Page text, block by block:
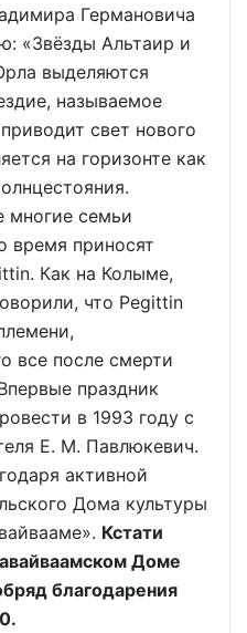
Германовича
«Звёзды Альтаир и
выделяются
называемое
свет нового
на горизонте как
многие семьи
время приносят
Как на Колыме,
что Pegittin
все после смерти
праздник
в 1993 году с
Е. М. Павлюкевич.
активной
Дома культуры
Кстати
Доме
благодарения